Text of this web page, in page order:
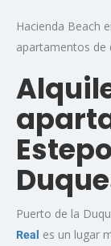
Hacienda Beach
apartamentos de
Puerto de la
Real
es un lugar